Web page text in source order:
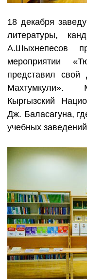
18 декабря
литературы,
А.Шыхнепесов
мероприятии
представил
Махтумкули».
Кыргызский
Дж. Баласагуна,
учебных